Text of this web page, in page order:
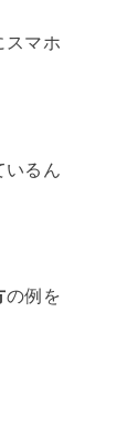
スマホ
いるん
の例を